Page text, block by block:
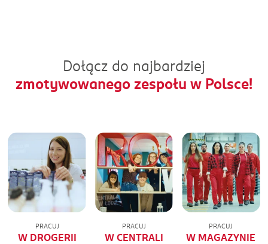
Dołącz do najbardziej
zmotywowanego zespołu w Polsce!
PRACUJ
W DROGERII
PRACUJ
W CENTRALI
PRACUJ
W MAGAZYNIE